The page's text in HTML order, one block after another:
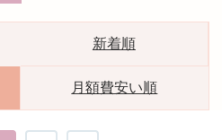
施設関係者の方へ
新着順
月額費安い順